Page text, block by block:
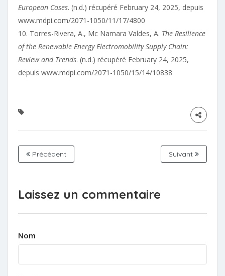
European Cases. (n.d.) récupéré February 24, 2025, depuis
www.mdpi.com/2071-1050/11/17/4800
10. Torres-Rivera, A., Mc Namara Valdes, A. The Resilience
of the Renewable Energy Electromobility Supply Chain:
Review and Trends. (n.d.) récupéré February 24, 2025,
depuis www.mdpi.com/2071-1050/15/14/10838
Précédent Suivant
Laissez un commentaire
Nom